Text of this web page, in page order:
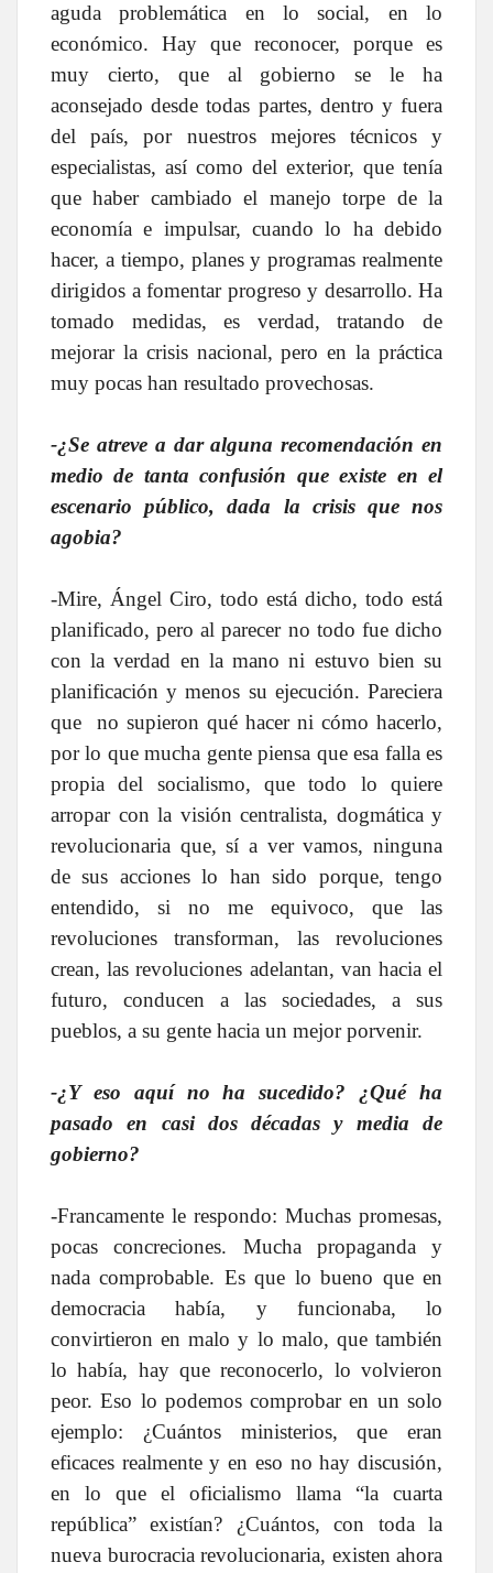
aguda problemática en lo social, en lo
económico. Hay que reconocer, porque es
muy cierto, que al gobierno se le ha
aconsejado desde todas partes, dentro y fuera
del país, por nuestros mejores técnicos y
especialistas, así como del exterior, que tenía
que haber cambiado el manejo torpe de la
economía e impulsar, cuando lo ha debido
hacer, a tiempo, planes y programas realmente
dirigidos a fomentar progreso y desarrollo. Ha
tomado medidas, es verdad, tratando de
mejorar la crisis nacional, pero en la práctica
muy pocas han resultado provechosas.
-¿Se atreve a dar alguna recomendación en
medio de tanta confusión que existe en el
escenario público, dada la crisis que nos
agobia?
-Mire, Ángel Ciro, todo está dicho, todo está
planificado, pero al parecer no todo fue dicho
con la verdad en la mano ni estuvo bien su
planificación y menos su ejecución. Pareciera
que no supieron qué hacer ni cómo hacerlo,
por lo que mucha gente piensa que esa falla es
propia del socialismo, que todo lo quiere
arropar con la visión centralista, dogmática y
revolucionaria que, sí a ver vamos, ninguna
de sus acciones lo han sido porque, tengo
entendido, si no me equivoco, que las
revoluciones transforman, las revoluciones
crean, las revoluciones adelantan, van hacia el
futuro, conducen a las sociedades, a sus
pueblos, a su gente hacia un mejor porvenir.
-¿Y eso aquí no ha sucedido? ¿Qué ha
pasado en casi dos décadas y media de
gobierno?
-Francamente le respondo: Muchas promesas,
pocas concreciones. Mucha propaganda y
nada comprobable. Es que lo bueno que en
democracia había, y funcionaba, lo
convirtieron en malo y lo malo, que también
lo había, hay que reconocerlo, lo volvieron
peor. Eso lo podemos comprobar en un solo
ejemplo: ¿Cuántos ministerios, que eran
eficaces realmente y en eso no hay discusión,
en lo que el oficialismo llama “la cuarta
república” existían? ¿Cuántos, con toda la
nueva burocracia revolucionaria, existen ahora